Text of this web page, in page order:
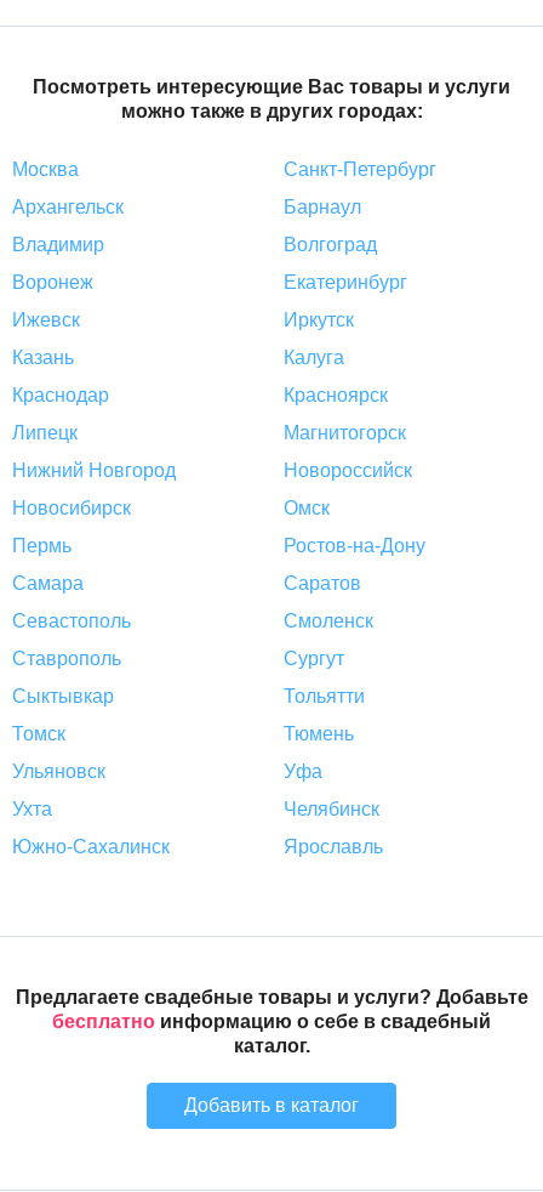
Посмотреть интересующие Вас товары и услуги
можно также в других городах:
Москва
Санкт-Петербург
Архангельск
Барнаул
Владимир
Волгоград
Воронеж
Екатеринбург
Ижевск
Иркутск
Казань
Калуга
Краснодар
Красноярск
Липецк
Магнитогорск
Нижний Новгород
Новороссийск
Новосибирск
Омск
Пермь
Ростов-на-Дону
Самара
Саратов
Севастополь
Смоленск
Ставрополь
Сургут
Сыктывкар
Тольятти
Томск
Тюмень
Ульяновск
Уфа
Ухта
Челябинск
Южно-Сахалинск
Ярославль
Предлагаете свадебные товары и услуги? Добавьте
бесплатно информацию о себе в свадебный
каталог.
Добавить в каталог